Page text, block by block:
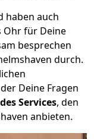
haben auch
Ohr für Deine
besprechen
durch.
Deine Fragen
Services, den
anbieten.